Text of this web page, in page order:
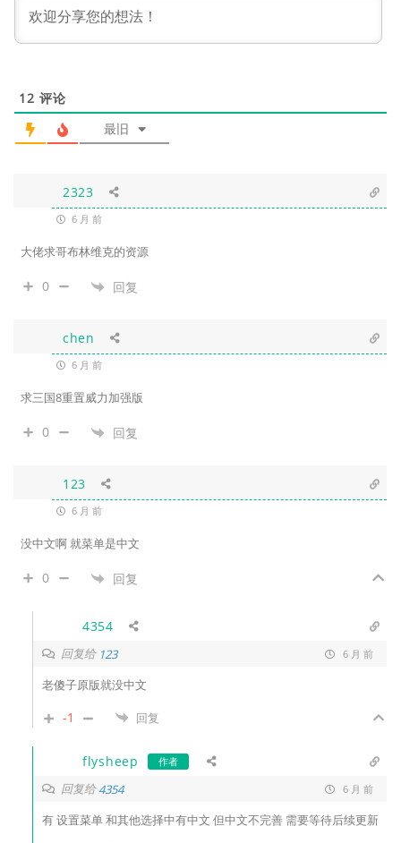
12 评论
最旧
2323
6 月 前
大佬求哥布林维克的资源
0 回复
chen
6 月 前
求三国8重置威力加强版
0 回复
123
6 月 前
没中文啊 就菜单是中文
0 回复
4354
回复给 123 6 月 前
老傻子原版就没中文
-1 回复
flysheep 作者
回复给4354 6 月 前
有 设置菜单 和其他选择中有中文 但中文不完善 需要等待后续更新